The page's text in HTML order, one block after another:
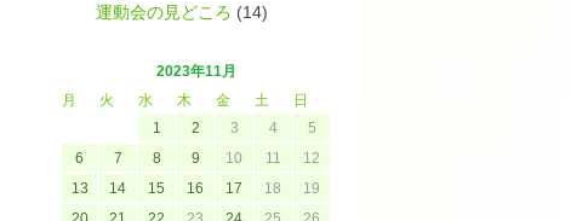
運動会の見どころ (14)
2023年11月
月
火 水 木 金 土
日
1
2 3 4
5
6
7 8 9 10 11
12
13
14 15 16 17 18
19